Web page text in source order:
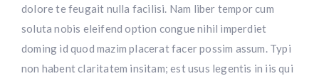
dolore te feugait nulla facilisi. Nam liber tempor cum
soluta nobis eleifend option congue nihil imperdiet
doming id quod mazim placerat facer possim assum. Typi
non habent claritatem insitam; est usus legentis in iis qui